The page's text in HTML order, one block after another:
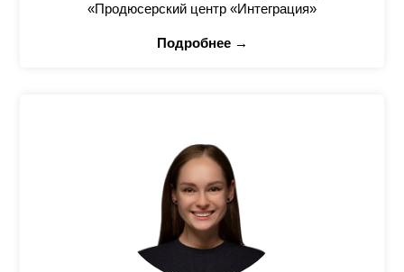
«Продюсерский центр «Интеграция»
Подробнее →